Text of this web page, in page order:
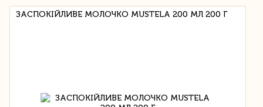
ЗАСПОКІЙЛИВЕ МОЛОЧКО MUSTELA 200 МЛ 200 Г